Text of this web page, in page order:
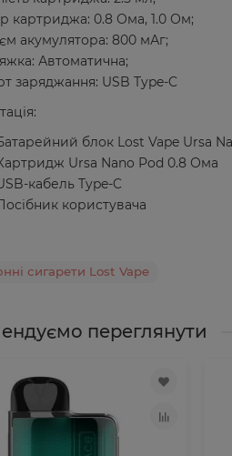
картриджа: 0.8 Ома, 1.0 Ом;
акумулятора: 800 мАг;
Автоматична;
заряджання: USB Type-C
блок Lost Vape Ursa
Ursa Nano Pod 0.8 Ома
кабель Type-C
користувача
сигарети Lost Vape
переглянути